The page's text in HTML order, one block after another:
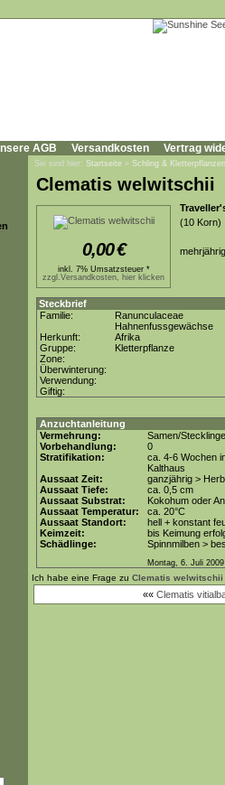
AGB Versandkosten Vertrag
Sie sind hier: Startseite » Schling & Kletterpflanzen
Clematis welwitschii
0,00€
inkl. 7% Umsatzsteuer *
zzgl.Versandkosten, hier klicken
(10 Korn)
Steckbrief
Familie:
Ranunculaceae
Hahnenfussgewächse
Herkunft:
Afrika
Gruppe:
Kletterpflanze
Zone:
Überwinterung:
Verwendung:
Giftig:
Anzuchtanleitung
Vermehrung:
Samen/Stecklinge
Vorbehandlung:
0
Stratifikation:
ca. 4-6 Wochen
Kalthaus
Aussaat Zeit:
ganzjährig >
Aussaat Tiefe:
ca. 0,5 cm
Aussaat Substrat:
Kokohum oder
Aussaat Temperatur:
ca. 20°C
Aussaat Standort:
hell + konstant
Keimzeit:
bis Keimung
Schädlinge:
Spinnmilben >
Montag, 6. Juli 2009
Ich habe eine Frage zu Clematis welwitschii
«« Clematis